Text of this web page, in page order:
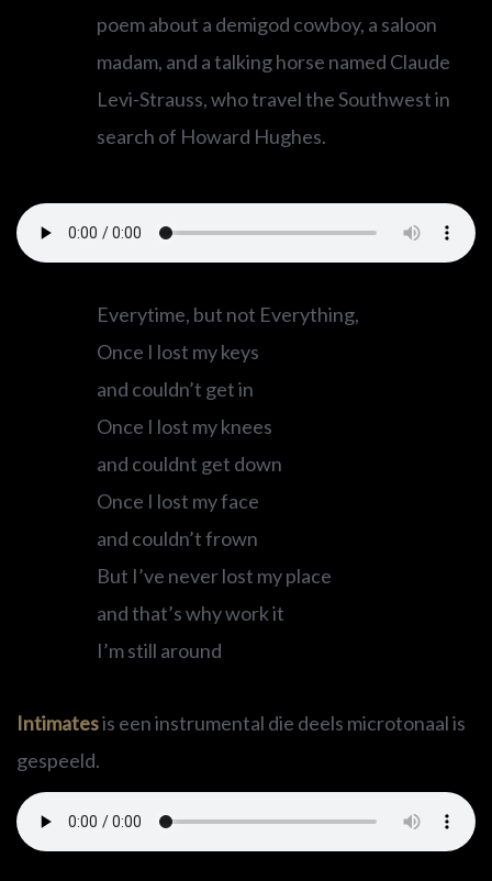
poem about a demigod cowboy, a saloon
madam, and a talking horse named Claude
Levi-Strauss, who travel the Southwest in
search of Howard Hughes.
Everytime, but not Everything,
Once I lost my keys
and couldn’t get in
Once I lost my knees
and couldnt get down
Once I lost my face
and couldn’t frown
But I’ve never lost my place
and that’s why work it
I’m still around
Intimatesis een instrumental die deels microtonaal is
gespeeld.